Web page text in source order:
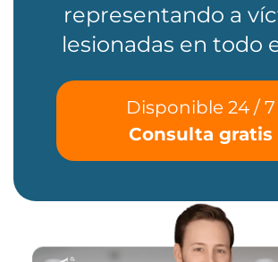
representando a
lesionadas en todo
Disponible 24 / 7
Consulta gratis